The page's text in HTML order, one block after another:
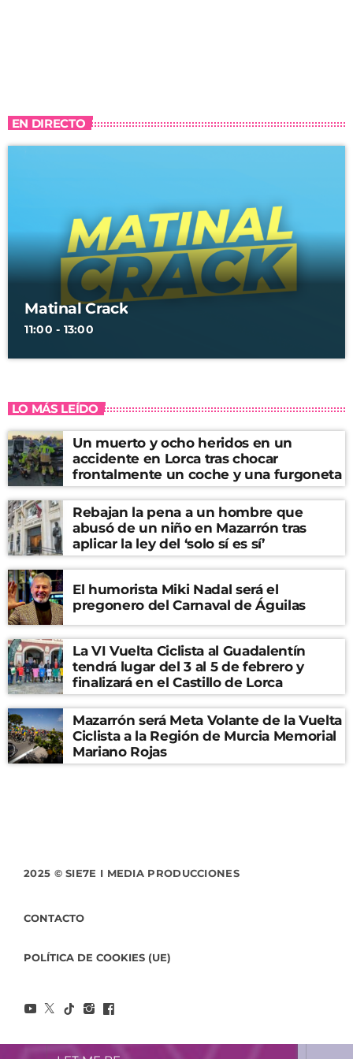
EN DIRECTO
Matinal Crack
11:00 - 13:00
LO MÁS LEÍDO
Un muerto y ocho heridos en un
accidente en Lorca tras chocar
frontalmente un coche y una furgoneta
Rebajan la pena a un hombre que
abusó de un niño en Mazarrón tras
aplicar la ley del ‘solo sí es sí’
El humorista Miki Nadal será el
pregonero del Carnaval de Águilas
La VI Vuelta Ciclista al Guadalentín
tendrá lugar del 3 al 5 de febrero y
finalizará en el Castillo de Lorca
Mazarrón será Meta Volante de la Vuelta
Ciclista a la Región de Murcia Memorial
Mariano Rojas
2025 © SIE7E I MEDIA PRODUCCIONES
CONTACTO
POLÍTICA DE COOKIES (UE)